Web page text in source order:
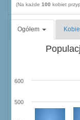
(Na każde 100 kobiet
Ogółem
500
600